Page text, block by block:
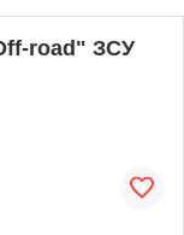
road" ЗСУ